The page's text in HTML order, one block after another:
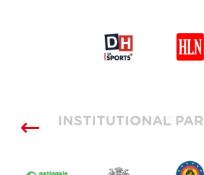
SUPPLIERS
INSTITUTIONAL